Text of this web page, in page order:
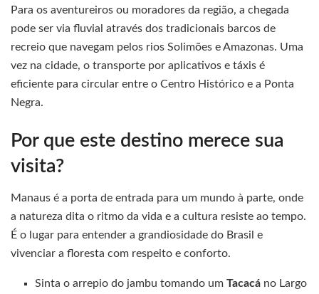
Para os aventureiros ou moradores da região, a chegada
pode ser via fluvial através dos tradicionais barcos de
recreio que navegam pelos rios Solimões e Amazonas. Uma
vez na cidade, o transporte por aplicativos e táxis é
eficiente para circular entre o Centro Histórico e a Ponta
Negra.
Por que este destino merece sua
visita?
Manaus é a porta de entrada para um mundo à parte, onde
a natureza dita o ritmo da vida e a cultura resiste ao tempo.
É o lugar para entender a grandiosidade do Brasil e
vivenciar a floresta com respeito e conforto.
Sinta o arrepio do jambu tomando umTacacá no Largo